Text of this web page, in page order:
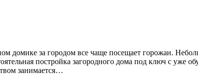
домике за городом все чаще посещает горожан.
постройка загородного дома под ключ с уже
занимается…